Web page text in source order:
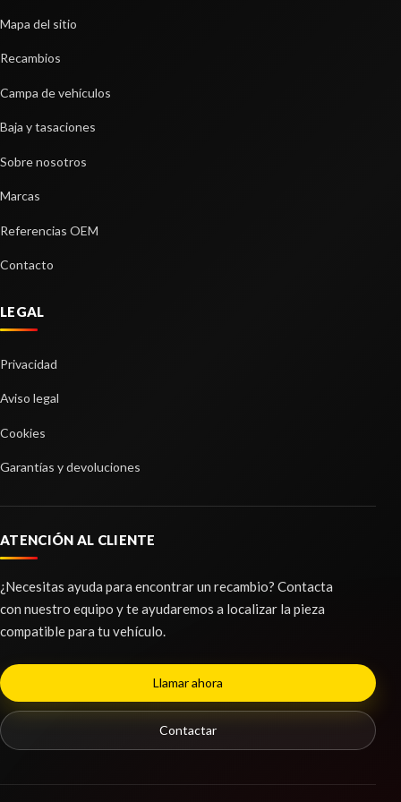
LUNA CUSTODIA DELANTERA DERECHA
LUNA CUSTODIA DELANTERA DERECHA usado.
LUNA CUSTODIA DELANTERA IZQUIERDA usado.
Ref: 2236267
FRENO DE MANO ELECTRICO usado.
ABS 1855901
Ref: 2250345 OEM: 1855901
Mapa del sitio
Recambios
Campa de vehículos
Baja y tasaciones
Sobre nosotros
Marcas
Referencias OEM
Contacto
LEGAL
Privacidad
Aviso legal
Cookies
Garantías y devoluciones
ATENCIÓN AL CLIENTE
¿Necesitas ayuda para encontrar un recambio? Contacta
con nuestro equipo y te ayudaremos a localizar la pieza
compatible para tu vehículo.
Llamar ahora
Contactar